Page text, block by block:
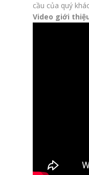
cầu của quý
Video giới